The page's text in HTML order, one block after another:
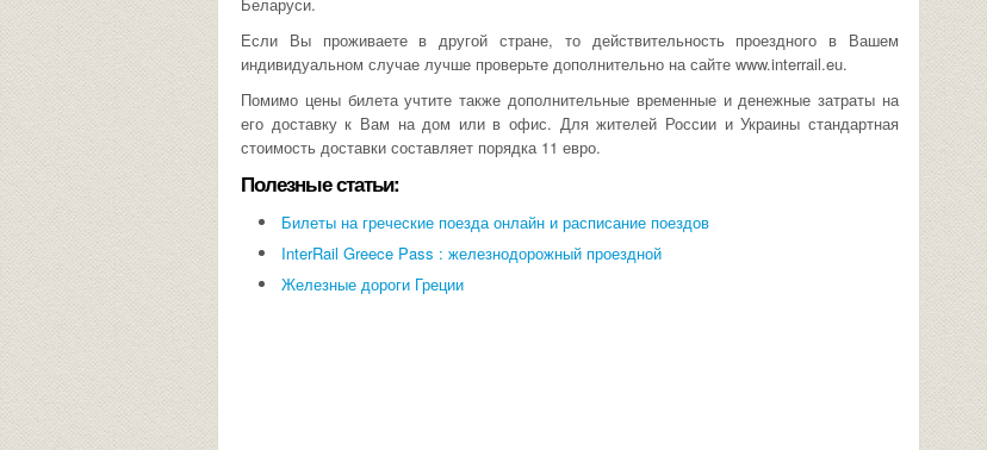
Беларуси.
Если Вы проживаете в другой стране, то действительность проездного в Вашем
индивидуальном случае лучше проверьте дополнительно на сайте www.interrail.eu.
Помимо цены билета учтите также дополнительные временные и денежные затраты на
его доставку к Вам на дом или в офис. Для жителей России и Украины стандартная
стоимость доставки составляет порядка 11 евро.
Полезные статьи:
Билеты на греческие поезда онлайн и расписание поездов
InterRail Greece Pass : железнодорожный проездной
Железные дороги Греции